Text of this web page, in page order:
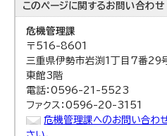
このページに関するお問い合わせ
危機管理課
〒516-8601
三重県伊勢市岩渕1丁目7番29
東館3階
電話：0596-21-5523
ファクス：0596-20-3151
危機管理課へのお問い合わ